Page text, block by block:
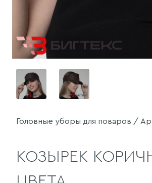
Головные уборы для поваров /
КОЗЫРЕК